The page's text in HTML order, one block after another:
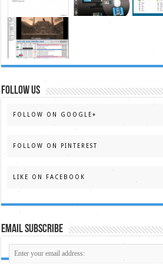
FOLLOW US
FOLLOW ON GOOGLE+
FOLLOW ON PINTEREST
LIKE ON FACEBOOK
Email Subscribe